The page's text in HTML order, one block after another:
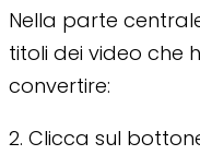
Nella parte
titoli dei video che
convertire:
2. Clicca sul